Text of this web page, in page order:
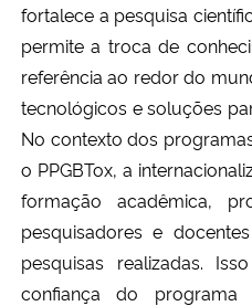
fortalece a pesquisa
permite a troca de
referência ao redor do
tecnológicos e soluções
No contexto dos
o PPGBTox, a
formação acadêmica,
pesquisadores e
pesquisas realizadas.
confiança do